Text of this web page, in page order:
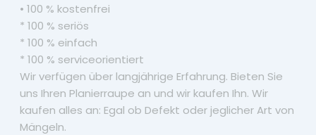
• 100 % kostenfrei
* 100 % seriös
* 100 % einfach
* 100 % serviceorientiert
Wir verfügen über langjährige Erfahrung. Bieten Sie
uns Ihren Planierraupe an und wir kaufen Ihn. Wir
kaufen alles an: Egal ob Defekt oder jeglicher Art von
Mängeln.